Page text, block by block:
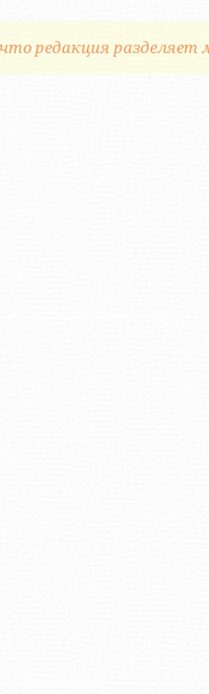
редакция разделяет